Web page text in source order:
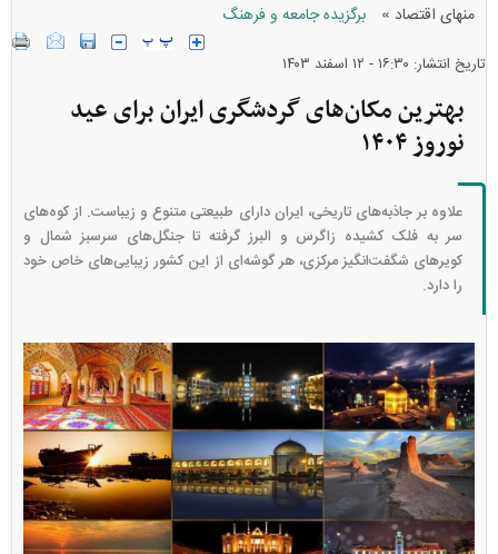
منهای اقتصاد » برگزیده جامعه و فرهنگ
تاریخ انتشار: ۱۶:۳۰ - ۱۲ اسفند ۱۴۰۳
بهترین مکان‌های گردشگری ایران برای عید
نوروز ۱۴۰۴
علاوه بر جاذبه‌های تاریخی، ایران دارای طبیعتی متنوع و زیباست. از کوه‌های
سر به فلک کشیده زاگرس و البرز گرفته تا جنگل‌های سرسبز شمال و
کویر‌های شگفت‌انگیز مرکزی، هر گوشه‌ای از این کشور زیبایی‌های خاص خود
را دارد.